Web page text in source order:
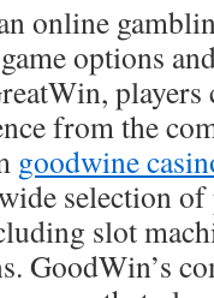
online
options
players
from the
goodwine
selection
slot
GoodWin’s